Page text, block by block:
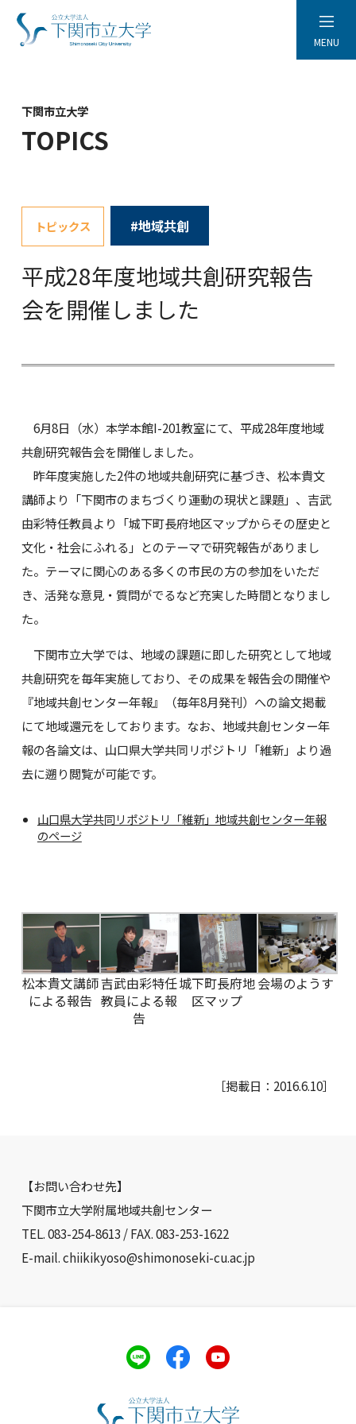
MENU
下関市立大学
TOPICS
トピックス #地域共創
平成28年度地域共創研究報告
会を開催しました
6月8日（水）本学本館I-201教室にて、平成28年度地域
共創研究報告会を開催しました。
昨年度実施した2件の地域共創研究に基づき、松本貴文
講師より「下関市のまちづくり運動の現状と課題」、吉武
由彩特任教員より「城下町長府地区マップからその歴史と
文化・社会にふれる」とのテーマで研究報告がありまし
た。テーマに関心のある多くの市民の方の参加をいただ
き、活発な意見・質問がでるなど充実した時間となりまし
た。
下関市立大学では、地域の課題に即した研究として地域
共創研究を毎年実施しており、その成果を報告会の開催や
『地域共創センター年報』（毎年8月発刊）への論文掲載
にて地域還元をしております。なお、地域共創センター年
報の各論文は、山口県大学共同リポジトリ「維新」より過
去に遡り閲覧が可能です。
山口県大学共同リポジトリ「維新」地域共創センター年報
のページ
松本貴文講師
による報告
吉武由彩特任
教員による報
告
城下町長府地
区マップ
会場のようす
［掲載日：2016.6.10］
【お問い合わせ先】
下関市立大学附属地域共創センター
TEL. 083-254-8613 / FAX. 083-253-1622
E-mail. chiikikyoso@shimonoseki-cu.ac.jp